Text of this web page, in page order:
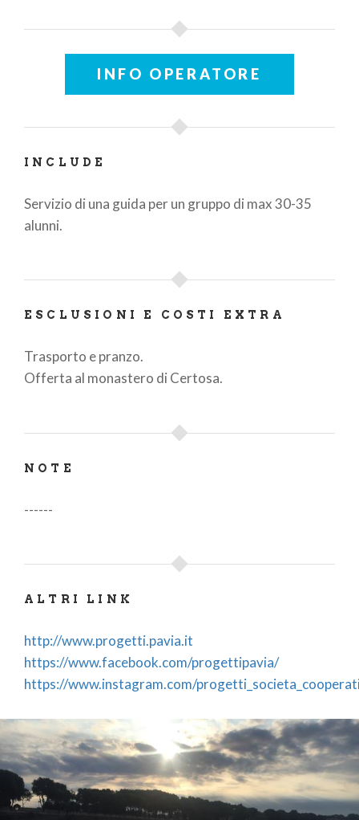
INFO OPERATORE
INCLUDE
Servizio di una guida per un gruppo di max 30-35
alunni.
ESCLUSIONI E COSTI EXTRA
Trasporto e pranzo.
Offerta al monastero di Certosa.
NOTE
------
ALTRI LINK
http://www.progetti.pavia.it
https://www.facebook.com/progettipavia/
https://www.instagram.com/